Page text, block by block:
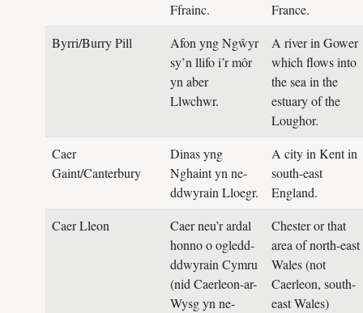
Ffrainc.
France.
Byrri/Burry Pill
Afon yng Ngŵyr
sy’n llifo i’r môr
yn aber
Llwchwr.
A river in Gower
which flows into
the sea in the
estuary of the
Loughor.
Caer
Gaint/Canterbury
Dinas yng
Nghaint yn ne-
ddwyrain Lloegr.
A city in Kent in
south-east
England.
Caer Lleon
Caer neu’r ardal
honno o ogledd-
ddwyrain Cymru
(nid Caerleon-ar-
Wysg yn ne-
Chester or that
area of north-east
Wales (not
Caerleon, south-
east Wales)